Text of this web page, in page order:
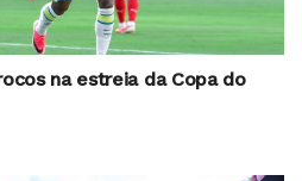
na estreia da Copa do